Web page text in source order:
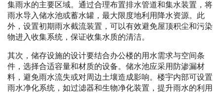
集雨水的主要区域。通过合理布置排水管道和集水装置，将
雨水导入储水池或蓄水罐，最大限度地利用降水资源。此
外，设置初期雨水截流装置，可以有效避免屋顶积尘和污染
物进入收集系统，保证收集水质的清洁。
其次，储存设施的设计要结合办公楼的用水需求与空间条
件，选择合适容量和材质的设备。储水池应采用防渗漏材
料，避免雨水流失或对周边土壤造成影响。楼宇内部可设置
雨水净化系统，如过滤器和生物净化装置，提升雨水的利用